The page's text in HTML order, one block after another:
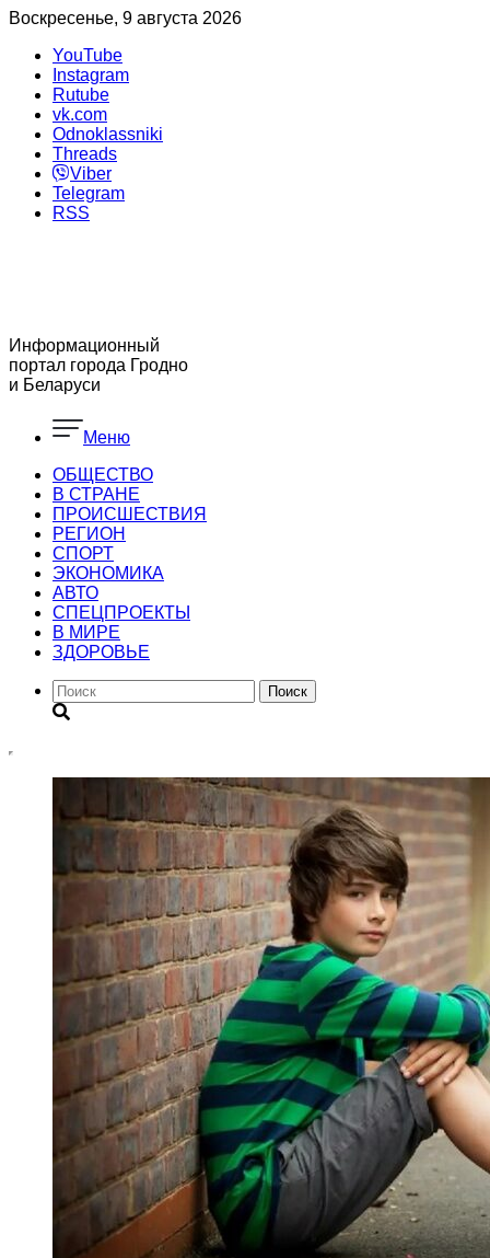
Воскресенье, 9 августа 2026
YouTube
Instagram
Rutube
vk.com
Odnoklassniki
Threads
Viber
Telegram
RSS
Информационный
портал города Гродно
и Беларуси
Меню
ОБЩЕСТВО
В СТРАНЕ
ПРОИСШЕСТВИЯ
РЕГИОН
CПОРТ
ЭКОНОМИКА
АВТО
СПЕЦПРОЕКТЫ
В МИРЕ
ЗДОРОВЬЕ
Поиск